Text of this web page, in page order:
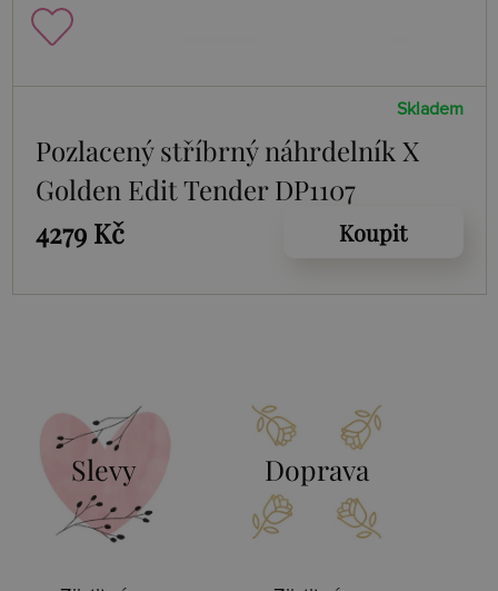
Skladem
Pozlacený stříbrný náhrdelník X
Golden Edit Tender DP1107
4279 Kč
Koupit
Slevy Doprava